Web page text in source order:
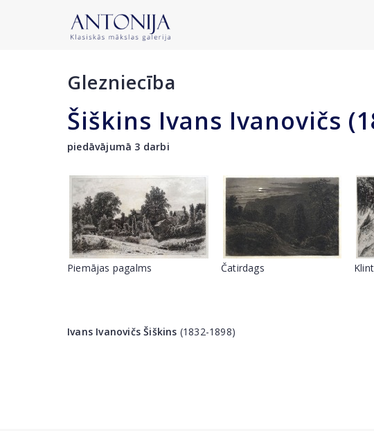
Glezniecība
Šiškins Ivans Ivanovičs
piedāvājumā 3 darbi
Piemājas pagalms Čatirdags
Ivans Ivanovičs Šiškins (1832-1898)